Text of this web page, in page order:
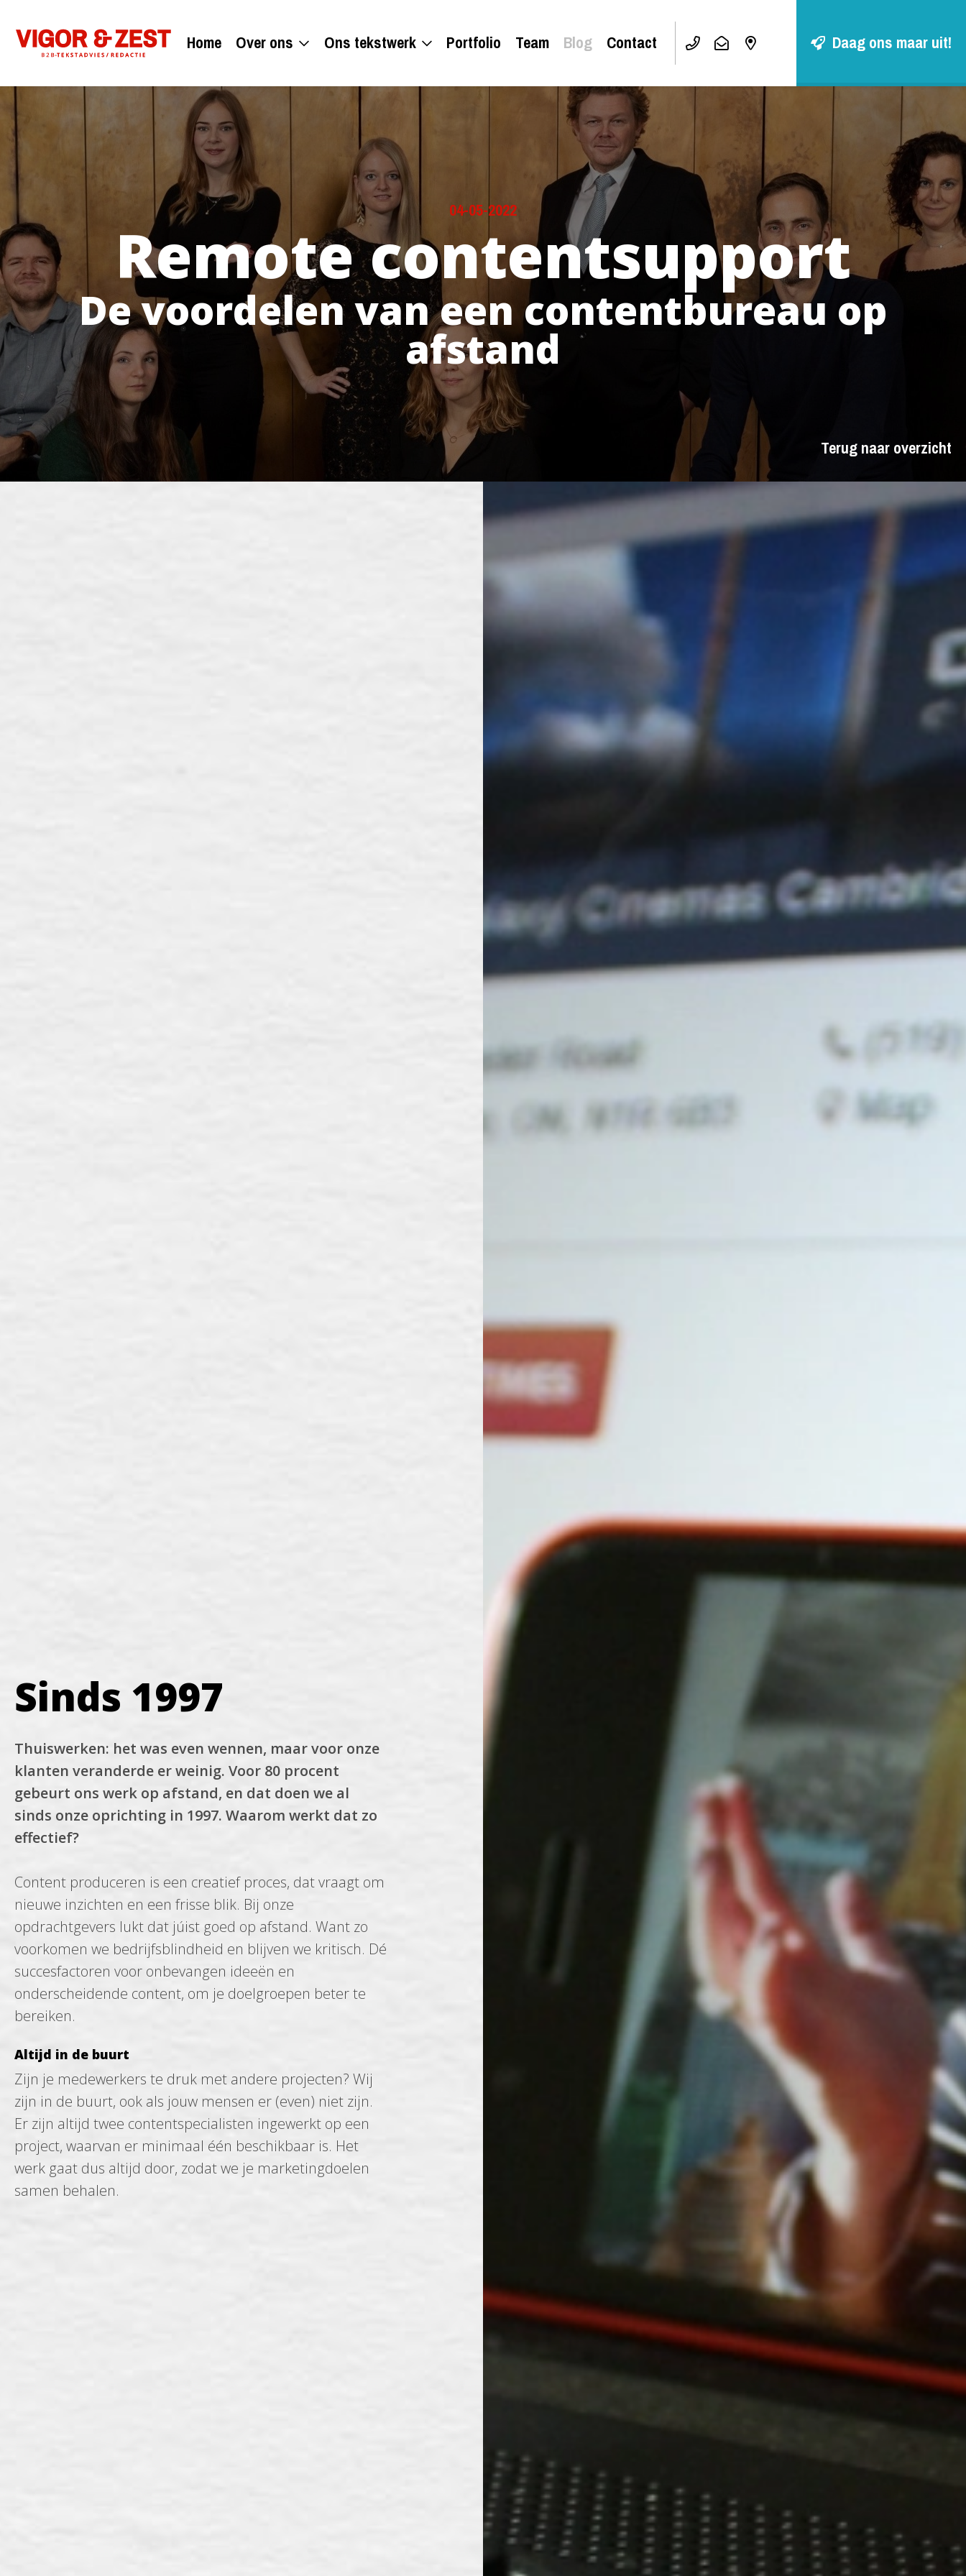
Daag ons maar uit!
Home Over ons Ons tekstwerk Portfolio Team Blog Contact
04-05-2022
Remote contentsupport
De voordelen van een contentbureau op
afstand
Terug naar overzicht
Sinds 1997
Thuiswerken: het was even wennen, maar voor onze
klanten veranderde er weinig. Voor 80 procent
gebeurt ons werk op afstand, en dat doen we al
sinds onze oprichting in 1997. Waarom werkt dat zo
effectief?
Content produceren is een creatief proces, dat vraagt om
nieuwe inzichten en een frisse blik. Bij onze
opdrachtgevers lukt dat júist goed op afstand. Want zo
voorkomen we bedrijfsblindheid en blijven we kritisch. Dé
succesfactoren voor onbevangen ideeën en
onderscheidende content, om je doelgroepen beter te
bereiken.
Altijd in de buurt
Zijn je medewerkers te druk met andere projecten? Wij
zijn in de buurt, ook als jouw mensen er (even) niet zijn.
Er zijn altijd twee contentspecialisten ingewerkt op een
project, waarvan er minimaal één beschikbaar is. Het
werk gaat dus altijd door, zodat we je marketingdoelen
samen behalen.